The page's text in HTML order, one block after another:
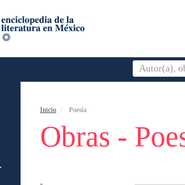
Inicio Poesía
Obras -